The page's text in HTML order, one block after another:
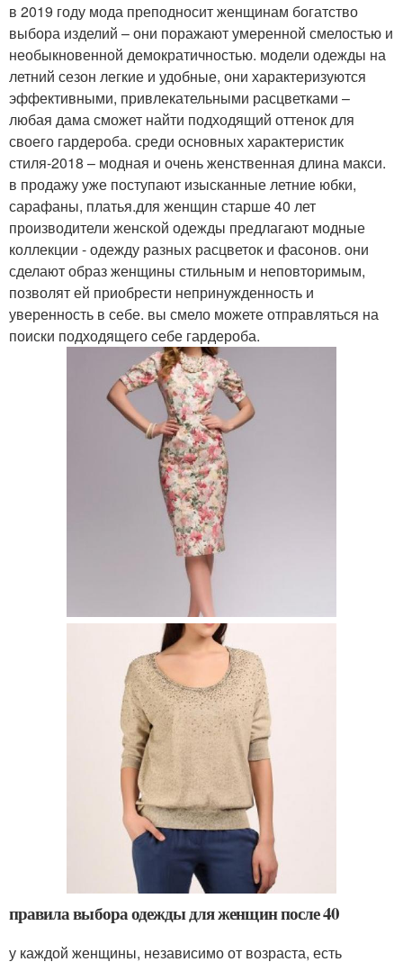
в 2019 году мода преподносит женщинам богатство
выбора изделий – они поражают умеренной смелостью и
необыкновенной демократичностью. модели одежды на
летний сезон легкие и удобные, они характеризуются
эффективными, привлекательными расцветками –
любая дама сможет найти подходящий оттенок для
своего гардероба. среди основных характеристик
стиля-2018 – модная и очень женственная длина макси.
в продажу уже поступают изысканные летние юбки,
сарафаны, платья.для женщин старше 40 лет
производители женской одежды предлагают модные
коллекции - одежду разных расцветок и фасонов. они
сделают образ женщины стильным и неповторимым,
позволят ей приобрести непринужденность и
уверенность в себе. вы смело можете отправляться на
поиски подходящего себе гардероба.
правила выбора одежды для женщин после 40
у каждой женщины, независимо от возраста, есть